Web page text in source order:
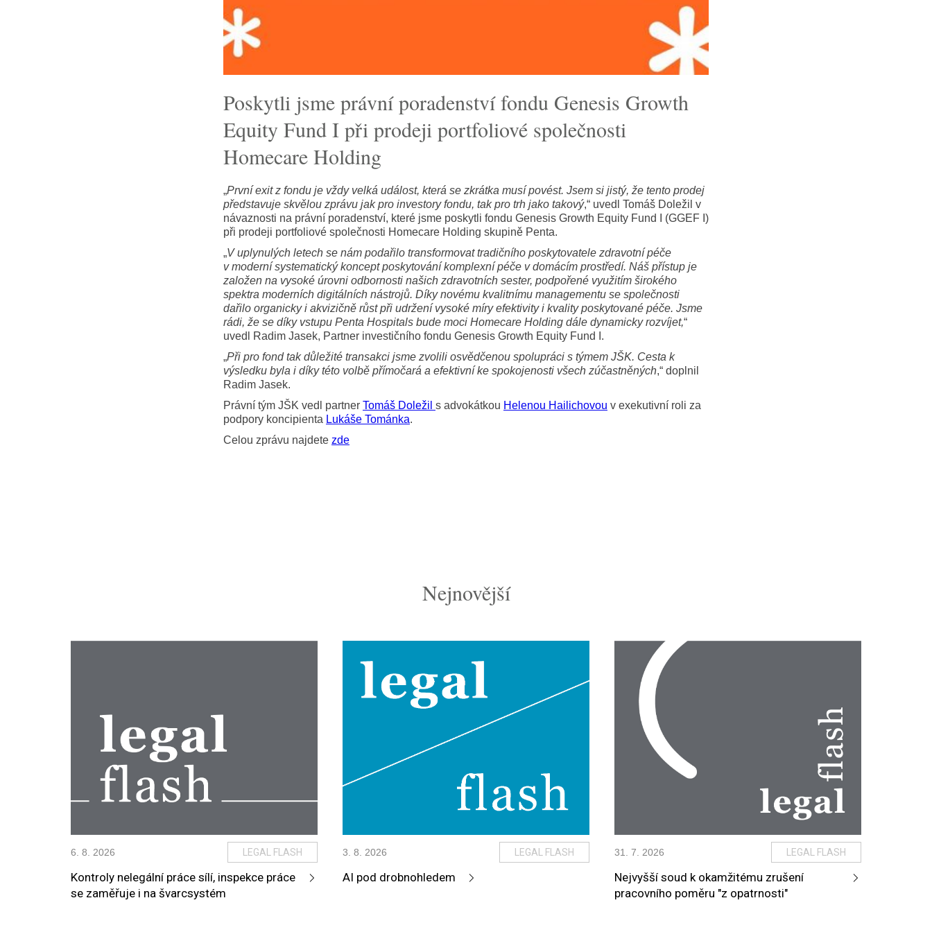
Poskytli jsme právní poradenství fondu Genesis Growth
Equity Fund I při prodeji portfoliové společnosti
Homecare Holding
„První exit z fondu je vždy velká událost, která se zkrátka musí povést. Jsem si jistý, že tento prodej
představuje skvělou zprávu jak pro investory fondu, tak pro trh jako takový,“ uvedl Tomáš Doležil v
návaznosti na právní poradenství, které jsme poskytli fondu Genesis Growth Equity Fund I (GGEF I)
při prodeji portfoliové společnosti Homecare Holding skupině Penta.
„V uplynulých letech se nám podařilo transformovat tradičního poskytovatele zdravotní péče
v moderní systematický koncept poskytování komplexní péče v domácím prostředí. Náš přístup je
založen na vysoké úrovni odbornosti našich zdravotních sester, podpořené využitím širokého
spektra moderních digitálních nástrojů. Díky novému kvalitnímu managementu se společnosti
dařilo organicky i akvizičně růst při udržení vysoké míry efektivity i kvality poskytované péče. Jsme
rádi, že se díky vstupu Penta Hospitals bude moci Homecare Holding dále dynamicky rozvíjet,“
uvedl Radim Jasek, Partner investičního fondu Genesis Growth Equity Fund I.
„Při pro fond tak důležité transakci jsme zvolili osvědčenou spolupráci s týmem JŠK. Cesta k
výsledku byla i díky této volbě přímočará a efektivní ke spokojenosti všech zúčastněných,“ doplnil
Radim Jasek.
Právní tým JŠK vedl partner Tomáš Doležil s advokátkou Helenou Hailichovou v exekutivní roli za
podpory koncipienta Lukáše Tománka.
Celou zprávu najdete zde
Nejnovější
6. 8. 2026 LEGAL FLASH
Kontroly nelegální práce sílí, inspekce práce
se zaměřuje i na švarcsystém
3. 8. 2026 LEGAL FLASH
AI pod drobnohledem
31. 7. 2026 LEGAL FLASH
Nejvyšší soud k okamžitému zrušení
pracovního poměru "z opatrnosti"